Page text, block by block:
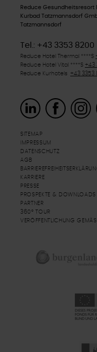
Reduce Gesundheitsresort
Kurbad Tatzmannsdorf
Tatzmannsdorf
Tel.: +43 3353 8200
Reduce Hotel Thermal ****S
Reduce Hotel Vital ****S +43
Reduce Kurhotels +43 3353
SITEMAP
IMPRESSUM
DATENSCHUTZ
AGB
KARRIERE
PRESSE
PROSPEKTE & DOWNLOADS
PARTNER
360° TOUR
VERÖFFENTLICHUNG